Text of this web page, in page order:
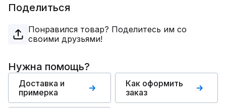
Поделиться
Понравился товар? Поделитесь им со
своими друзьями!
Нужна помощь?
Доставка и
примерка
Как оформить
заказ